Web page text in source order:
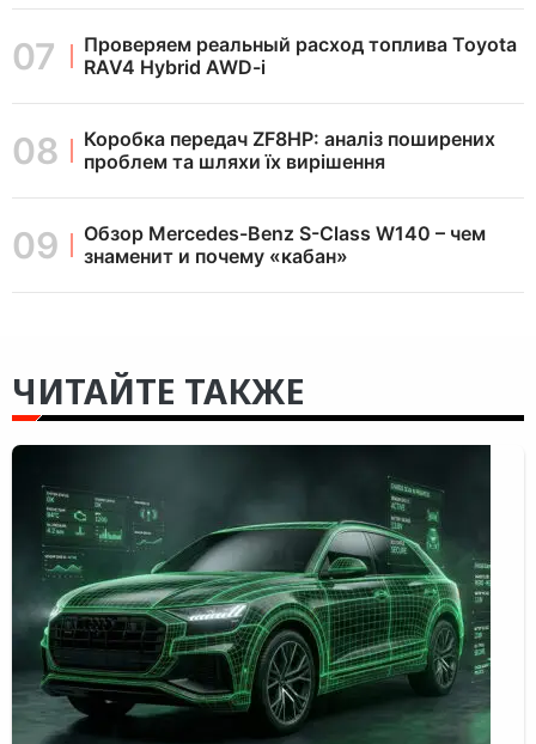
Проверяем реальный расход топлива Toyota
RAV4 Hybrid AWD-i
Коробка передач ZF8HP: аналіз поширених
проблем та шляхи їх вирішення
Обзор Mercedes-Benz S-Class W140 – чем
знаменит и почему «кабан»
ЧИТАЙТЕ ТАКЖЕ